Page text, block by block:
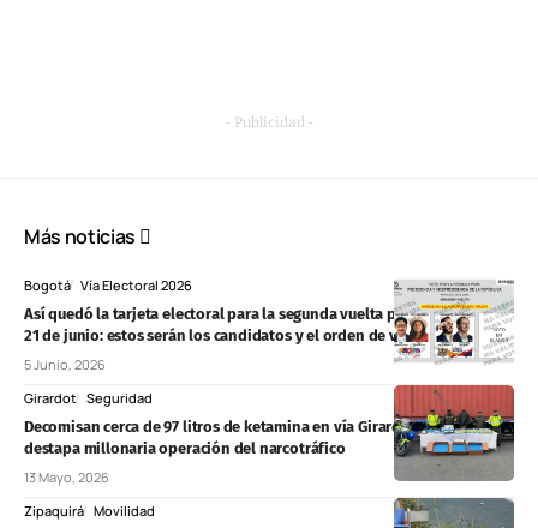
- Publicidad -
Más noticias
Bogotá Vía Electoral 2026
Así quedó la tarjeta electoral para la segunda vuelta presidencial del
21 de junio: estos serán los candidatos y el orden de votación
5 Junio, 2026
Girardot Seguridad
Decomisan cerca de 97 litros de ketamina en vía Girardot–Bogotá y
destapa millonaria operación del narcotráfico
13 Mayo, 2026
Zipaquirá Movilidad